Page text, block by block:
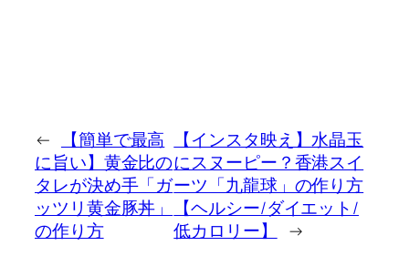
←
【簡単で最高
に旨い】黄金比の
タレが決め手「ガ
ッツリ黄金豚丼」
の作り方
【インスタ映え】水晶玉
にスヌーピー？香港スイ
ーツ「九龍球」の作り方
【ヘルシー/ダイエット/
低カロリー】
→